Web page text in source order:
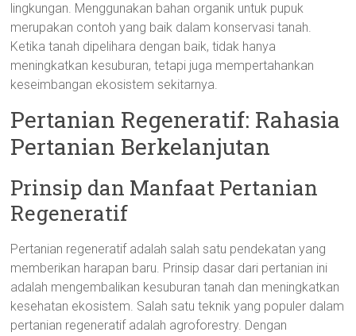
lingkungan. Menggunakan bahan organik untuk pupuk
merupakan contoh yang baik dalam konservasi tanah.
Ketika tanah dipelihara dengan baik, tidak hanya
meningkatkan kesuburan, tetapi juga mempertahankan
keseimbangan ekosistem sekitarnya.
Pertanian Regeneratif: Rahasia
Pertanian Berkelanjutan
Prinsip dan Manfaat Pertanian
Regeneratif
Pertanian regeneratif adalah salah satu pendekatan yang
memberikan harapan baru. Prinsip dasar dari pertanian ini
adalah mengembalikan kesuburan tanah dan meningkatkan
kesehatan ekosistem. Salah satu teknik yang populer dalam
pertanian regeneratif adalah agroforestry. Dengan